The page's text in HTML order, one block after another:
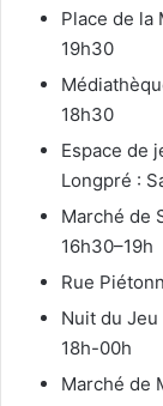
Place de la
19h30
18h30
Espace de
Longpré :
Marché de
16h30–19h
Rue
Nuit du
18h-00h
Marché de